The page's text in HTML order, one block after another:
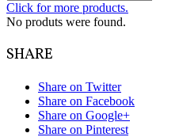
Click for more products.
No produts were found.
SHARE
Share on Twitter
Share on Facebook
Share on Google+
Share on Pinterest